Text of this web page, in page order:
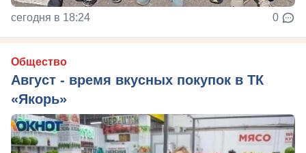
сегодня в 18:24 0
Общество
Август - время вкусных покупок в ТК
«Якорь»